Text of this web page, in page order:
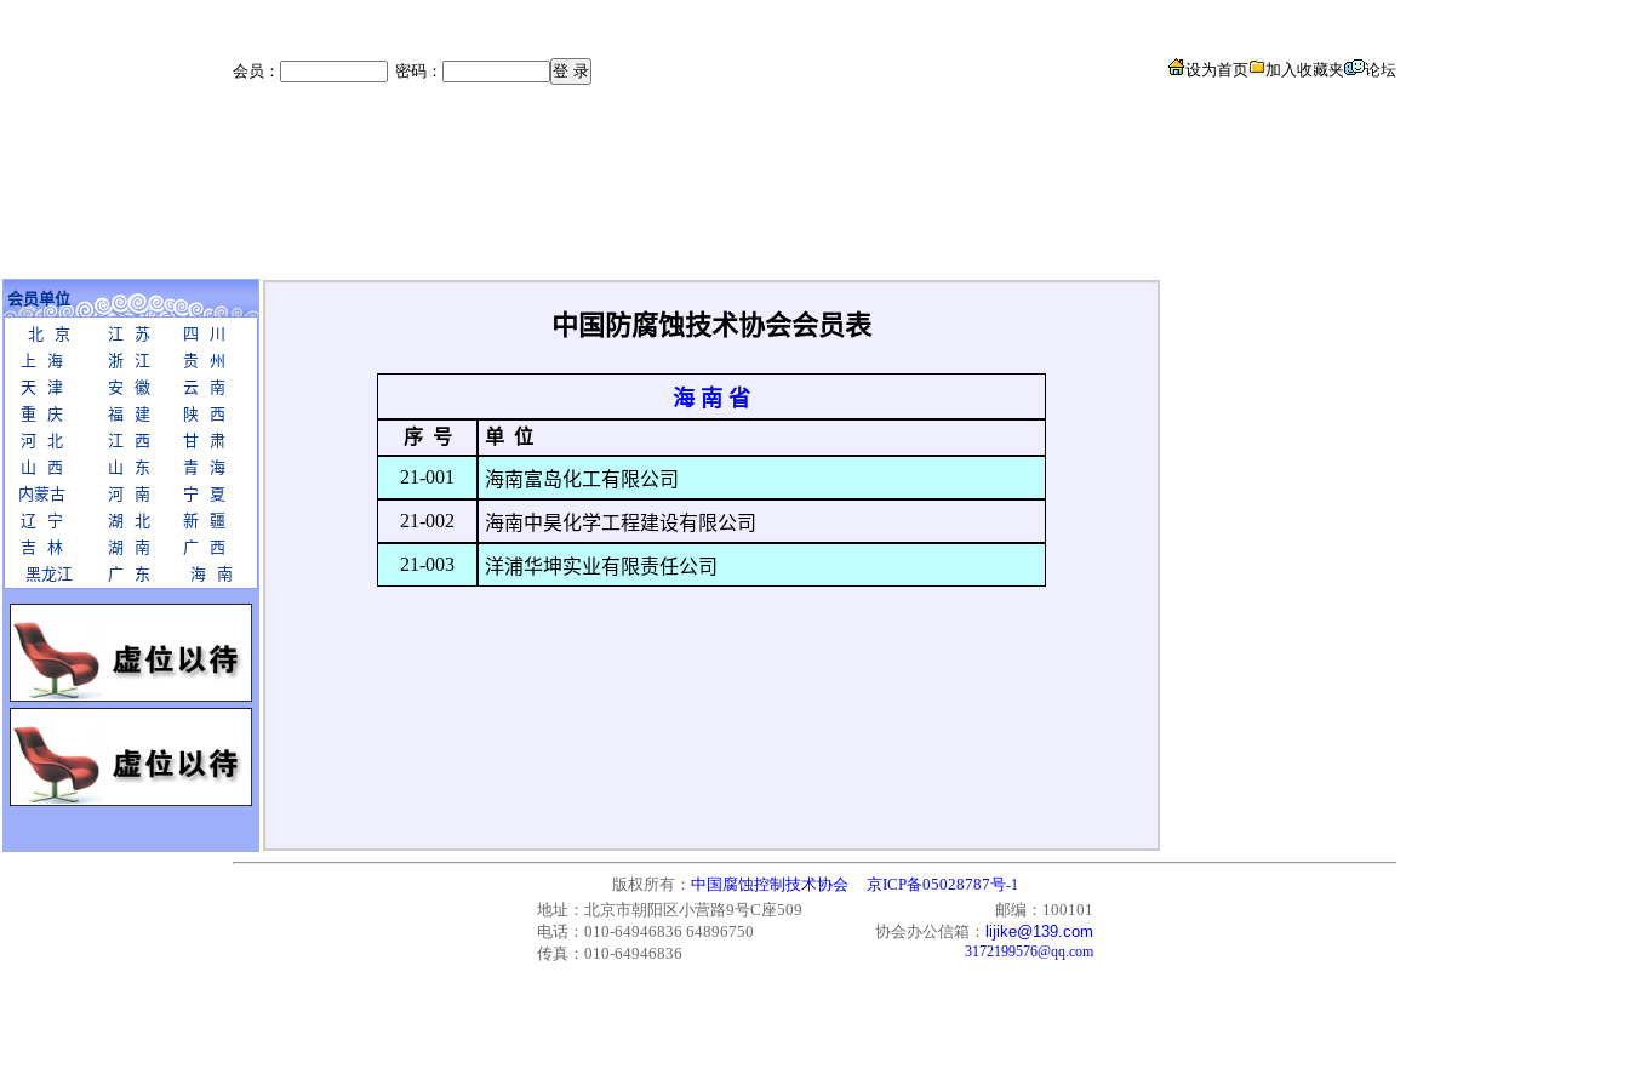
会员单位
北 京
江 苏
四 川
上 海
浙 江
贵 州
天 津
安 徽
云 南
重 庆
福 建
陕 西
河 北
江 西
甘 肃
山 西
山 东
青 海
内蒙古
河 南
宁 夏
辽 宁
湖 北
新 疆
吉 林
湖 南
广 西
黑龙江
广 东 海 南
中国防腐蚀技术协会会员表
海 南 省
序 号
单 位
21-001
海南富岛化工有限公司
21-002
海南中昊化学工程建设有限公司
21-003
洋浦华坤实业有限责任公司